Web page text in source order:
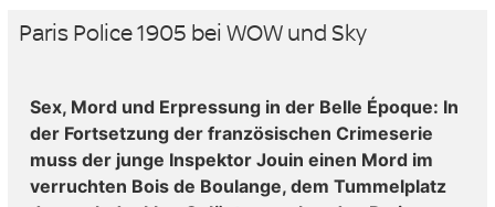
Paris Police 1905 bei WOW und Sky
Sex, Mord und Erpressung in der Belle Époque: In
der Fortsetzung der französischen Crimeserie
muss der junge Inspektor Jouin einen Mord im
verruchten Bois de Boulange, dem Tummelplatz